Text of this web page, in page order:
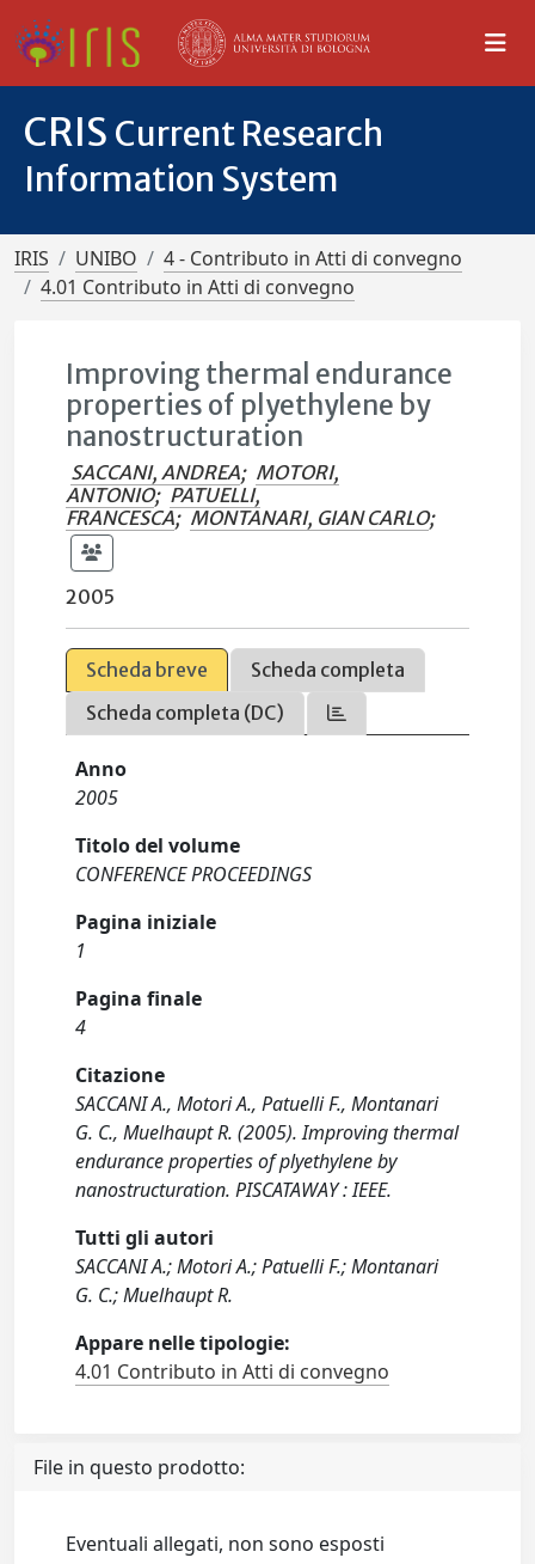
CRIS Current Research
Information System
IRIS UNIBO
4 - Contributo in Atti di convegno
4.01 Contributo in Atti di convegno
Improving thermal endurance
properties of plyethylene by
nanostructuration
SACCANI, ANDREA; MOTORI,
ANTONIO; PATUELLI,
FRANCESCA; MONTANARI, GIAN CARLO;
2005
Scheda breve
Scheda completa
Scheda completa (DC)
Anno
2005
Titolo del volume
CONFERENCE PROCEEDINGS
Pagina iniziale
1
Pagina finale
4
Citazione
SACCANI A., Motori A., Patuelli F., Montanari
G. C., Muelhaupt R. (2005). Improving thermal
endurance properties of plyethylene by
nanostructuration. PISCATAWAY : IEEE.
Tutti gli autori
SACCANI A.; Motori A.; Patuelli F.; Montanari
G. C.; Muelhaupt R.
Appare nelle tipologie:
4.01 Contributo in Atti di convegno
File in questo prodotto:
Eventuali allegati, non sono esposti